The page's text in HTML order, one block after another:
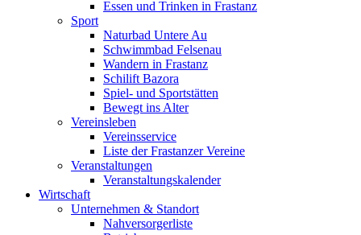
Essen und Trinken in Frastanz
Sport
Naturbad Untere Au
Schwimmbad Felsenau
Wandern in Frastanz
Schilift Bazora
Spiel- und Sportstätten
Bewegt ins Alter
Vereinsleben
Vereinsservice
Liste der Frastanzer Vereine
Veranstaltungen
Veranstaltungskalender
Wirtschaft
Unternehmen & Standort
Nahversorgerliste